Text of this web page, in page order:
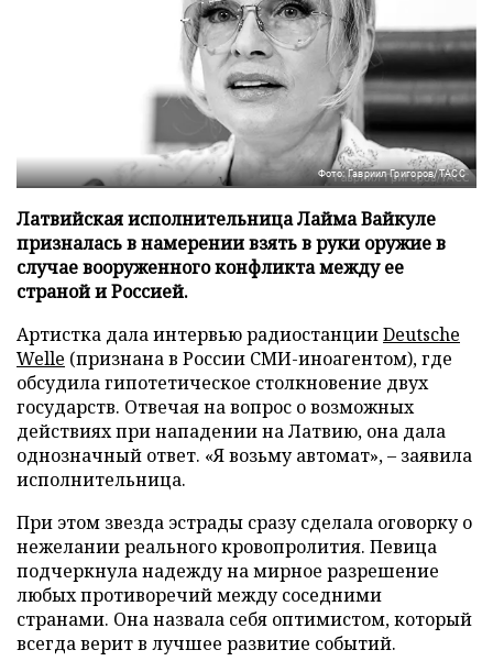
Фото: Гавриил Григоров/ТАСС
Латвийская исполнительница Лайма Вайкуле
призналась в намерении взять в руки оружие в
случае вооруженного конфликта между ее
страной и Россией.
Артистка дала интервью радиостанцииDeutsche
Welle (признана в России СМИ-иноагентом), где
обсудила гипотетическое столкновение двух
государств. Отвечая на вопрос о возможных
действиях при нападении на Латвию, она дала
однозначный ответ. «Я возьму автомат», – заявила
исполнительница.
При этом звезда эстрады сразу сделала оговорку о
нежелании реального кровопролития. Певица
подчеркнула надежду на мирное разрешение
любых противоречий между соседними
странами. Она назвала себя оптимистом, который
всегда верит в лучшее развитие событий.